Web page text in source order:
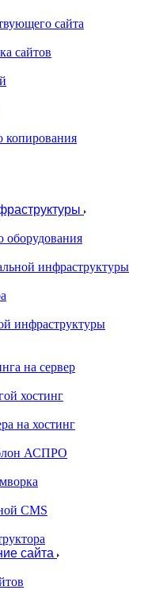
сайта
сайтов
копирования
оборудования
инфраструктуры
инфраструктуры
на сервер
хостинг
на хостинг
АСПРО
CMS
сайта